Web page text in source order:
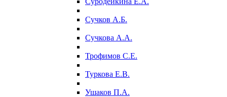
Сучков А.Б.
Сучкова А.А.
Трофимов С.Е.
Туркова Е.В.
Ушаков П.А.